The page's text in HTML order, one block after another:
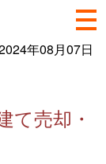
年08月07日
て売却・